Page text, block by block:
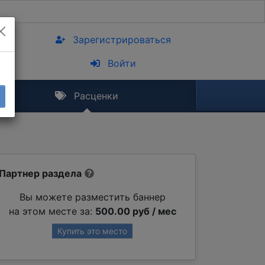
Зарегистрироваться
Войти
Расценки
Партнер раздела
Вы можете разместить баннер
на этом месте за: 500.00 руб / мес
Купить это место